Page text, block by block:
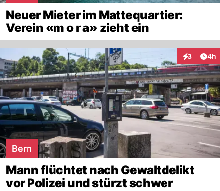
Neuer Mieter im Mattequartier:
Verein «m o r a» zieht ein
3 4h
Bern
Mann flüchtet nach Gewaltdelikt
vor Polizei und stürzt schwer